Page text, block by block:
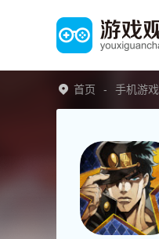
首页 手机游戏